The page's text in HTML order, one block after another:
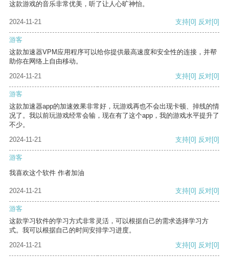
这款游戏的音乐非常优美，听了让人心旷神怡。
2024-11-21 支持[0] 反对[0]
游客
这款加速器VPM应用程序可以给你提供最高速度和安全性的连接，并帮
助你在网络上自由移动。
2024-11-21
支持[0] 反对[0]
游客
这款加速器app的加速效果非常好，玩游戏再也不会出现卡顿、掉线的情
况了。我以前玩游戏经常会输，现在有了这个app，我的游戏水平提升了
不少。
2024-11-21
支持[0] 反对[0]
游客
我喜欢这个软件 作者加油
2024-11-21 支持[0] 反对[0]
游客
这款学习软件的学习方式非常灵活，可以根据自己的需求选择学习方
式。我可以根据自己的时间安排学习进度。
2024-11-21
支持[0] 反对[0]